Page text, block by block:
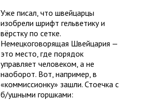
Уже писал, что швейцарцы
изобрели шрифт гельветику и
вёрстку по сетке.
Немецкоговорящая Швейцария —
это место, где порядок
управляет человеком, а не
наоборот. Вот, например, в
«коммиссионку» зашли. Стоечка с
б/ушными горшками: